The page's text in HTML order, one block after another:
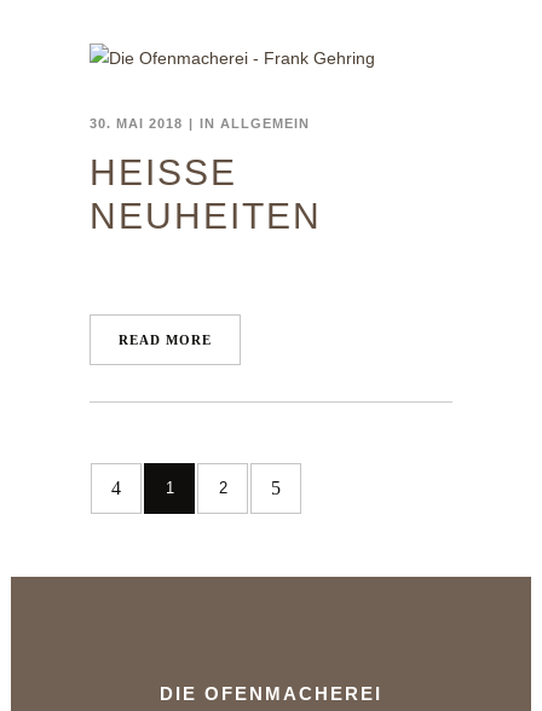
30. MAI 2018 IN ALLGEMEIN
HEISSE N
EUHEITEN
READ MORE
1 2
DIE OFENMACHEREI